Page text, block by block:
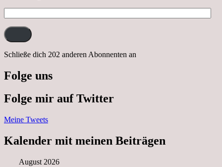
Mail-
Adresse:
Schließe dich 202 anderen Abonnenten an
Folge uns
Folge mir auf Twitter
Meine Tweets
Kalender mit meinen Beiträgen
August 2026